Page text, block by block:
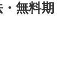
無料期